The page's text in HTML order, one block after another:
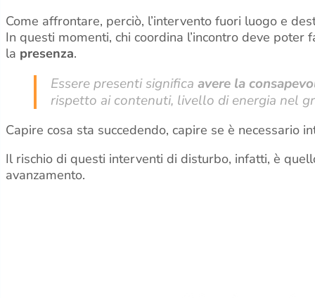
Come affrontare, perciò, l’intervento fuori luogo e
In questi momenti, chi coordina l’incontro deve
la presenza.
Essere presenti significa avere la
rispetto ai contenuti, livello di energia nel
Capire cosa sta succedendo, capire se è necessario
Il rischio di questi interventi di disturbo, infatti, è
avanzamento.